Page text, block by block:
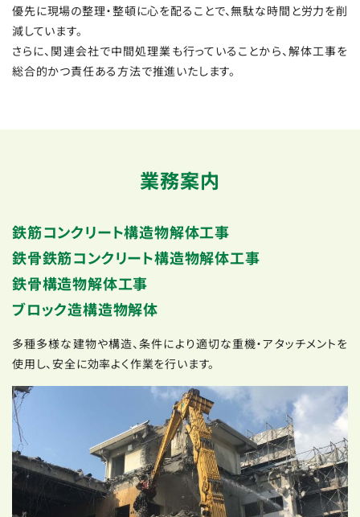
優先に現場の整理・整頓に心を配ることで、無駄な時間と労力を削
減しています。
さらに、関連会社で中間処理業も行っていることから、解体工事を
総合的かつ責任ある方法で推進いたします。
業務案内
鉄筋コンクリート構造物解体工事
鉄骨鉄筋コンクリート構造物解体工事
鉄骨構造物解体工事
ブロック造構造物解体
多種多様な建物や構造、条件により適切な重機・アタッチメントを
使用し、安全に効率よく作業を行います。